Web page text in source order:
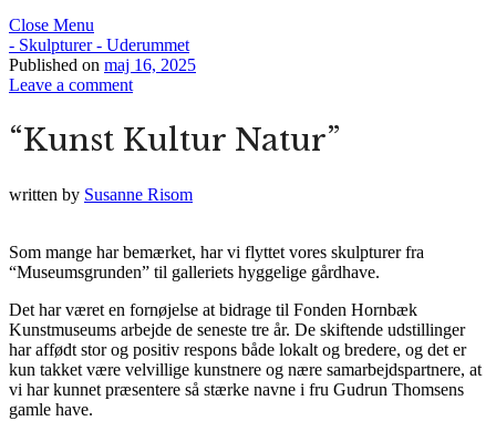
Close Menu
- Skulpturer - Uderummet
Published on maj 16, 2025
Leave a comment
“Kunst Kultur Natur”
written by Susanne Risom
Som mange har bemærket, har vi flyttet vores skulpturer fra
“Museumsgrunden” til galleriets hyggelige gårdhave.
Det har været en fornøjelse at bidrage til Fonden Hornbæk
Kunstmuseums arbejde de seneste tre år. De skiftende udstillinger
har affødt stor og positiv respons både lokalt og bredere, og det er
kun takket være velvillige kunstnere og nære samarbejdspartnere, at
vi har kunnet præsentere så stærke navne i fru Gudrun Thomsens
gamle have.